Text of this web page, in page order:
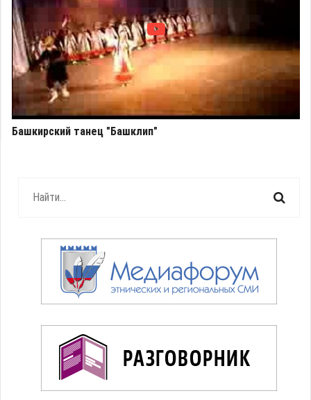
Башкирский танец "Башклип"